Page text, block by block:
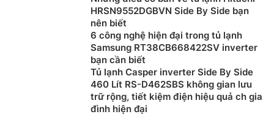
thụ ít, giá cả phải chăng và cách ngăn chia tủ cũng
khá quen thuộc với người dùng, nên tủ lạnh ngăn đá
trên được lựa chọn khá nhiều để sử dụng trong gia
Tủ lạnh ngăn đá dưới
Ngược với tủ lạnh ngăn đá trên, thì dòng tủ ngăn đá
dưới có phần ngăn đá phía dưới và phần ngăn mát
HRSN9552DGBVN Side By Side bạn
nên biết
6 công nghệ hiện đại trong tủ lạnh
Samsung RT38CB668422SV inverter
bạn cần biết
Tủ lạnh Casper inverter Side By Side
460 Lít RS-D462SBS không gian lưu
trữ rộng, tiết kiệm điện hiệu quả ch gia
đình hiện đại